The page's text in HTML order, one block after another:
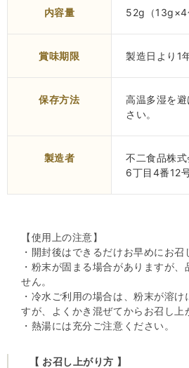
内容量 52g（13g×4
賞味期限 製造日より1
保存方法
高温多湿を
さい。
製造者
不二食品株
6丁目4番12
【使用上の注意】
・開封後はできるだけお早めにお召
・粉末が固まる場合がありますが
せん。
・冷水ご利用の場合は、粉末が溶
すが、よくかき混ぜてからお召し上
・熱湯には充分ご注意ください。
【 お召し上がり方 】